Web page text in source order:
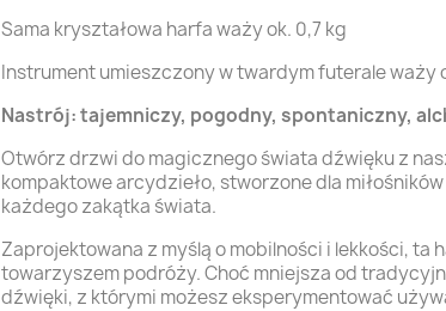
Sama kryształowa harfa waży ok. 0,7 kg
Instrument umieszczony w twardym futerale waży
Nastrój: tajemniczy, pogodny, spontaniczny,
Otwórz drzwi do magicznego świata dźwięku z
kompaktowe arcydzieło, stworzone dla
każdego zakątka świata.
Zaprojektowana z myślą o mobilności i lekkości, ta
towarzyszem podróży. Choć mniejsza od
dźwięki, z którymi możesz eksperymentować